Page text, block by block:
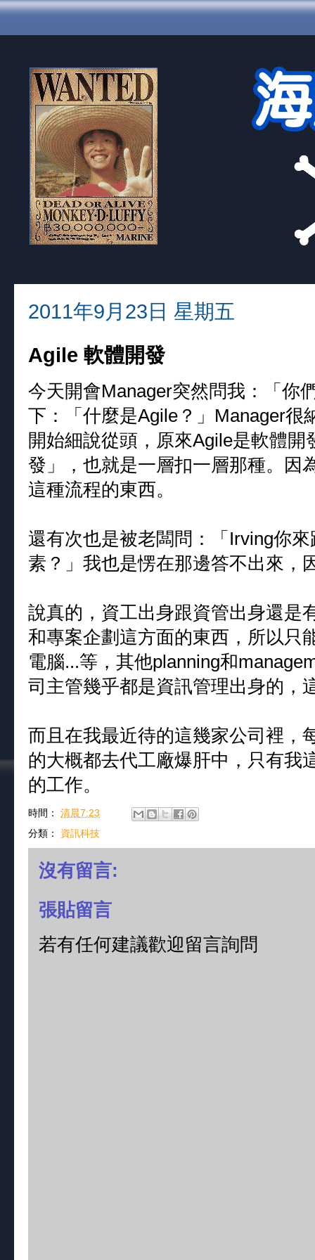
2011年9月23日 星期五
Agile 軟體開發
今天開會Manager突然問我：「你
下：「什麼是Agile？」Manager很
開始細說從頭，原來Agile是軟體
發」，也就是一層扣一層那種。因
這種流程的東西。
還有次也是被老闆問：「Irving你
素？」我也是愣在那邊答不出來，
說真的，資工出身跟資管出身還是
和專案企劃這方面的東西，所以只
電腦...等，其他planning和
司主管幾乎都是資訊管理出身的，
而且在我最近待的這幾家公司裡，
的大概都去代工廠爆肝中，只有我
的工作。
時間： 清晨7:23
分類： 資訊科技
沒有留言:
張貼留言
若有任何建議歡迎留言詢問